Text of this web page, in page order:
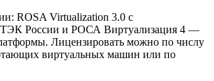
ROSA Virtualization 3.0 с
России и РОСА Виртуализация 4 —
Лицензировать можно по числу
виртуальных машин или по